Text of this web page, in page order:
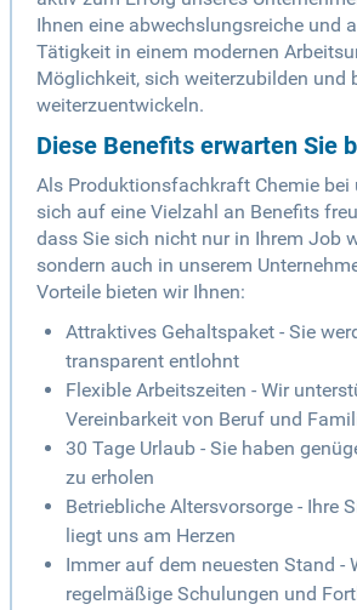
Ihnen eine abwechslungsreiche und
Tätigkeit in einem modernen
Möglichkeit, sich weiterzubilden und
weiterzuentwickeln.
Diese Benefits erwarten Sie
Als Produktionsfachkraft Chemie bei
sich auf eine Vielzahl an Benefits
dass Sie sich nicht nur in Ihrem Job
sondern auch in unserem
Vorteile bieten wir Ihnen:
Attraktives Gehaltspaket - Sie
transparent entlohnt
Flexible Arbeitszeiten - Wir
Vereinbarkeit von Beruf und
30 Tage Urlaub - Sie haben
zu erholen
Betriebliche Altersvorsorge - Ihre
liegt uns am Herzen
Immer auf dem neuesten Stand -
regelmäßige Schulungen und